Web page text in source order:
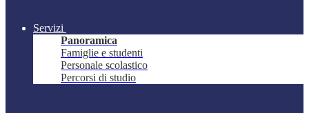
Servizi
Panoramica
Famiglie e studenti
Personale scolastico
Percorsi di studio